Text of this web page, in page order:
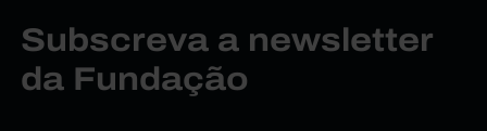
Subscreva a newsletter
da Fundação